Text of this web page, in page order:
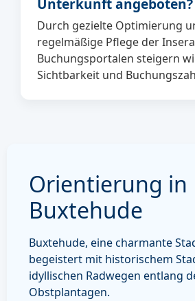
Unterkunft angeboten?
Durch gezielte Optimierung
regelmäßige Pflege der
Buchungsportalen steigern
Sichtbarkeit und
Orientierung in
Buxtehude
Buxtehude, eine charmante
begeistert mit historischem
idyllischen Radwegen entlang
Obstplantagen.